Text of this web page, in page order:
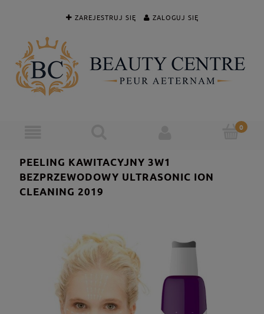
ZAREJESTRUJ SIĘ ZALOGUJ SIĘ
PEELING KAWITACYJNY 3W1
BEZPRZEWODOWY ULTRASONIC ION
CLEANING 2019